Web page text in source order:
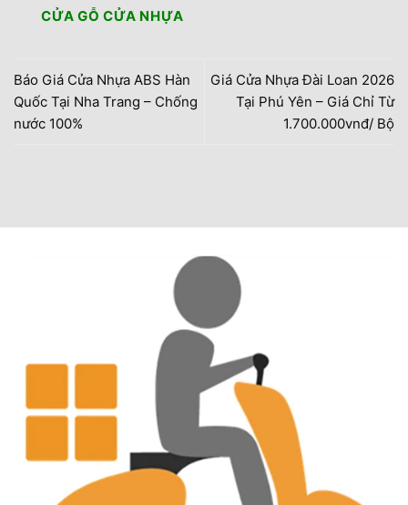
CỬA GỖ CỬA NHỰA
Báo Giá Cửa Nhựa ABS Hàn
Quốc Tại Nha Trang – Chống
nước 100%
Giá Cửa Nhựa Đài Loan 2026
Tại Phú Yên – Giá Chỉ Từ
1.700.000vnđ/ Bộ